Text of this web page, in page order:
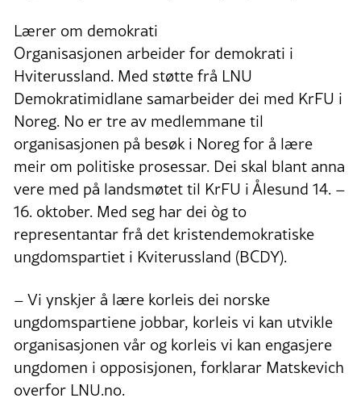
Lærer om demokrati
Organisasjonen arbeider for demokrati i
Hviterussland. Med støtte frå LNU
Demokratimidlane samarbeider dei med KrFU i
Noreg. No er tre av medlemmane til
organisasjonen på besøk i Noreg for å lære
meir om politiske prosessar. Dei skal blant anna
vere med på landsmøtet til KrFU i Ålesund 14. –
16. oktober. Med seg har dei òg to
representantar frå det kristendemokratiske
ungdomspartiet i Kviterussland (BCDY).
– Vi ynskjer å lære korleis dei norske
ungdomspartiene jobbar, korleis vi kan utvikle
organisasjonen vår og korleis vi kan engasjere
ungdomen i opposisjonen, forklarar Matskevich
overfor LNU.no.